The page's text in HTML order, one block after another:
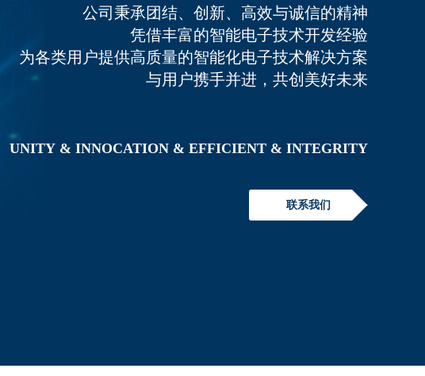
公司秉承团结、创新、高效与诚信的精神
凭借丰富的智能电子技术开发经验
为各类用户提供高质量的智能化电子技术解决方案
与用户携手并进，共创美好未来
UNITY & INNOCATION & EFFICIENT & INTEGRITY
联系我们